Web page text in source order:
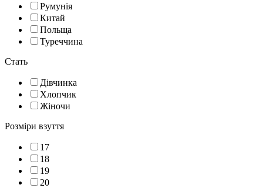
Румунія
Китай
Польща
Туреччина
Стать
Дівчинка
Хлопчик
Жіночи
Розміри взуття
17
18
19
20